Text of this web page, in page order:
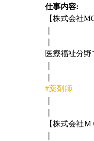
仕事内容:
【株式会社
｜
｜
医療福祉分
｜
｜
#薬剤師
｜
｜
【株式会社
｜